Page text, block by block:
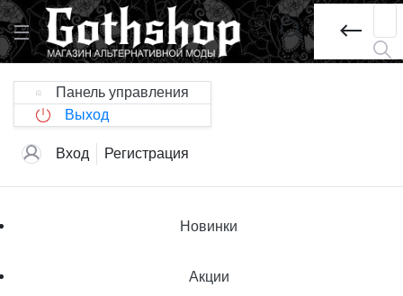
Панель управления
Выход
Вход Регистрация
Новинки
Акции